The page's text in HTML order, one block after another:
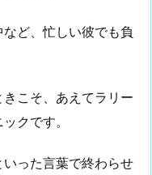
ど、忙しい彼でも負
こそ、あえてラリー
クです。
いった言葉で終わらせ